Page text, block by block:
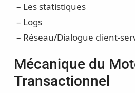
– Les statistiques
– Logs
– Réseau/Dialogue client-
Mécanique du
Transactionnel